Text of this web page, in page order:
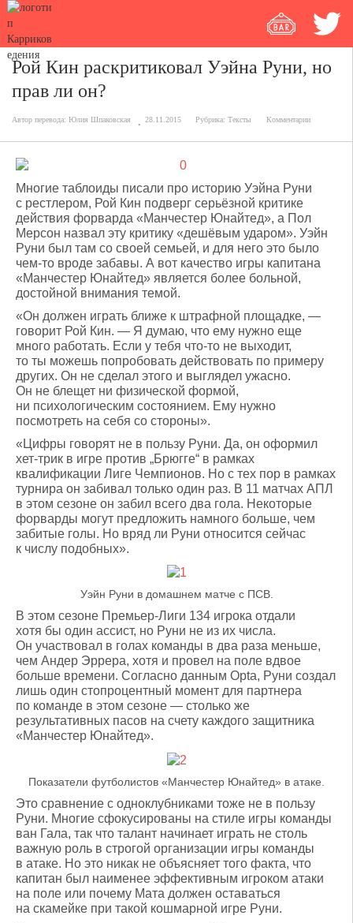
Рой Кин раскритиковал Уэйна Руни, но
прав ли он?
Автор перевода: Юлия Шпаковская 28.11.2015 Рубрика: Тексты Комментарии
Многие таблоиды писали про историю Уэйна Руни
с рестлером, Рой Кин подверг серьёзной критике
действия форварда «Манчестер Юнайтед», а Пол
Мерсон назвал эту критику «дешёвым ударом». Уэйн
Руни был там со своей семьей, и для него это было
чем-то вроде забавы. А вот качество игры капитана
«Манчестер Юнайтед» является более больной,
достойной внимания темой.
«Он должен играть ближе к штрафной площадке, —
говорит Рой Кин. — Я думаю, что ему нужно еще
много работать. Если у тебя что-то не выходит,
то ты можешь попробовать действовать по примеру
других. Он не сделал этого и выглядел ужасно.
Он не блещет ни физической формой,
ни психологическим состоянием. Ему нужно
посмотреть на себя со стороны».
«Цифры говорят не в пользу Руни. Да, он оформил
хет-трик в игре против „Брюгге“ в рамках
квалификации Лиге Чемпионов. Но с тех пор в рамках
турнира он забивал только один раз. В 11 матчах АПЛ
в этом сезоне он забил всего два гола. Некоторые
форварды могут предложить намного больше, чем
забитые голы. Но вряд ли Руни относится сейчас
к числу подобных».
Уэйн Руни в домашнем матче с ПСВ.
В этом сезоне Премьер-Лиги 134 игрока отдали
хотя бы один ассист, но Руни не из их числа.
Он участвовал в голах команды в два раза меньше,
чем Андер Эррера, хотя и провел на поле вдвое
больше времени. Согласно данным Opta, Руни создал
лишь один стопроцентный момент для партнера
по команде в этом сезоне — столько же
результативных пасов на счету каждого защитника
«Манчестер Юнайтед».
Показатели футболистов «Манчестер Юнайтед» в атаке.
Это сравнение с одноклубниками тоже не в пользу
Руни. Многие сфокусированы на стиле игры команды
ван Гала, так что талант начинает играть не столь
важную роль в строгой организации игры команды
в атаке. Но это никак не объясняет того факта, что
капитан был наименее эффективным игроком атаки
на поле или почему Мата должен оставаться
на скамейке при такой кошмарной игре Руни.